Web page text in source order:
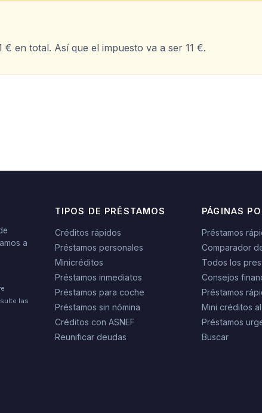
en total. Así que el impuesto va a ser 11 €.​
a
las
TIPOS DE PRÉSTAMOS
Créditos rápidos
Préstamos personales
Minicréditos
Préstamos inmediatos
Préstamos para coche
Préstamos sin nómina
Créditos con ASNEF
Reunificar deudas
PÁGINAS
Préstamos
Comparador
Todos los
Consejos
Préstamos
Mini créditos
Préstamos
Buscar